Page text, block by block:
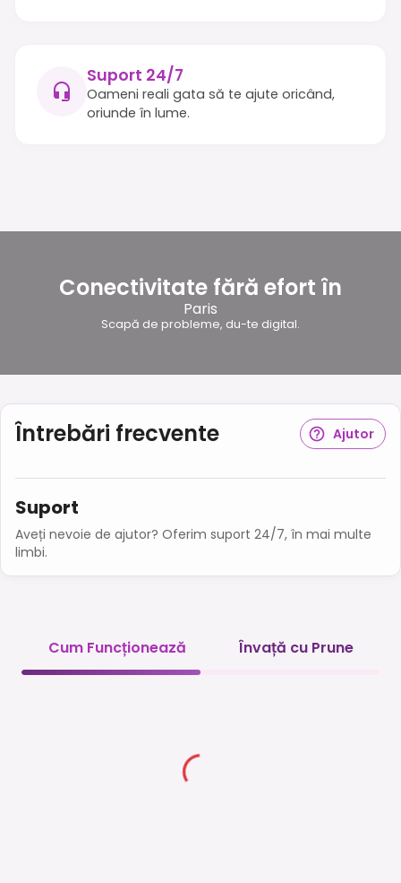
Suport 24/7
Oameni reali gata să te ajute oricând,
oriunde în lume.
Conectivitate fără efort în
Paris
Scapă de probleme, du-te digital.
Întrebări frecvente Ajutor
Suport
Aveți nevoie de ajutor? Oferim suport 24/7, în mai multe
limbi.
Cum Funcționează Învață cu Prune